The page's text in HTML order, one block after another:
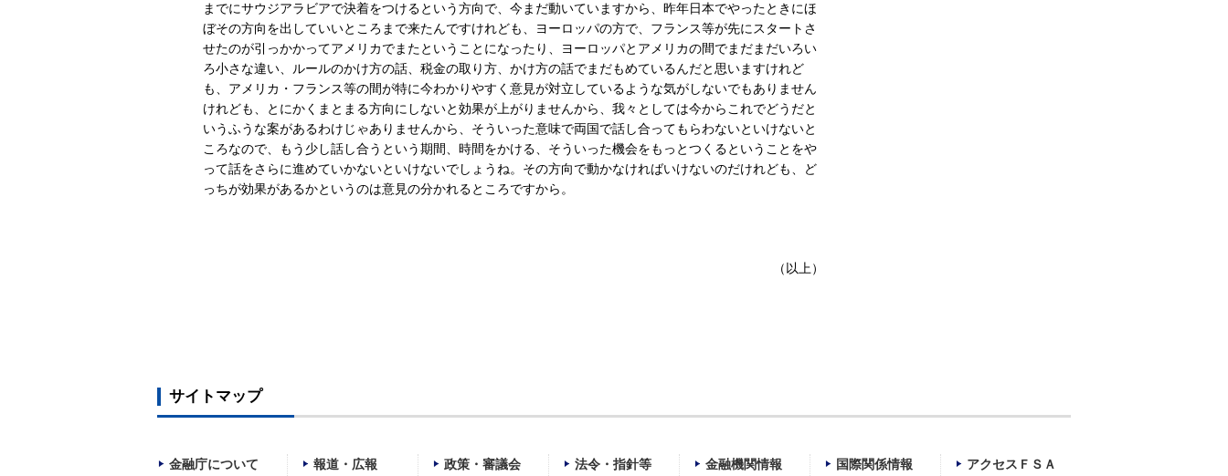
までにサウジアラビアで決着をつけるという方向で、今まだ動いていますから、昨年日本でやったときにほ
ぼその方向を出していいところまで来たんですけれども、ヨーロッパの方で、フランス等が先にスタートさ
せたのが引っかかってアメリカでまたということになったり、ヨーロッパとアメリカの間でまだまだいろい
ろ小さな違い、ルールのかけ方の話、税金の取り方、かけ方の話でまだもめているんだと思いますけれど
も、アメリカ・フランス等の間が特に今わかりやすく意見が対立しているような気がしないでもありません
けれども、とにかくまとまる方向にしないと効果が上がりませんから、我々としては今からこれでどうだと
いうふうな案があるわけじゃありませんから、そういった意味で両国で話し合ってもらわないといけないと
ころなので、もう少し話し合うという期間、時間をかける、そういった機会をもっとつくるということをや
って話をさらに進めていかないといけないでしょうね。その方向で動かなければいけないのだけれども、ど
っちが効果があるかというのは意見の分かれるところですから。
（以上）
サイトマップ
金融庁について 報道・広報 政策・審議会 法令・指針等 金融機関情報 国際関係情報
アクセスＦＳＡ